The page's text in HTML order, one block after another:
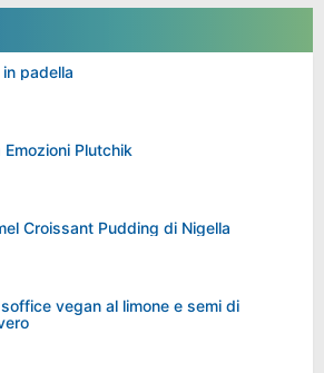
padella
Emozioni Plutchik
Croissant Pudding di Nigella
vegan al limone e semi di